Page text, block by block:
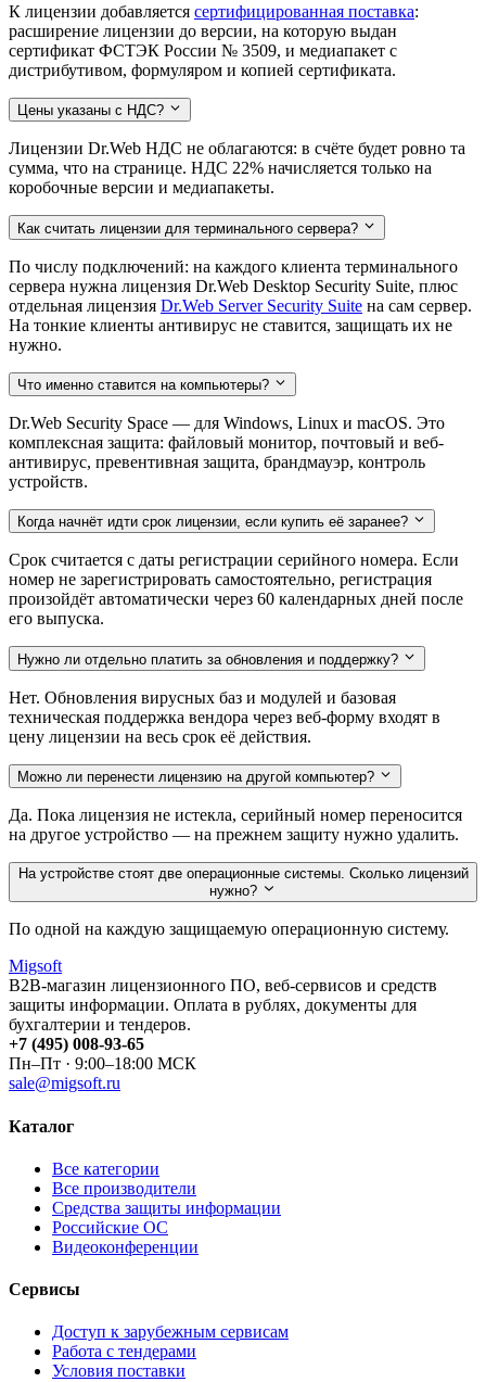
К лицензии добавляется сертифицированная поставка:
расширение лицензии до версии, на которую выдан
сертификат ФСТЭК России № 3509, и медиапакет с
дистрибутивом, формуляром и копией сертификата.
Цены указаны с НДС?
Лицензии Dr.Web НДС не облагаются: в счёте будет ровно та
сумма, что на странице. НДС 22% начисляется только на
коробочные версии и медиапакеты.
Как считать лицензии для терминального сервера?
По числу подключений: на каждого клиента терминального
сервера нужна лицензия Dr.Web Desktop Security Suite, плюс
отдельная лицензия Dr.Web Server Security Suite на сам сервер.
На тонкие клиенты антивирус не ставится, защищать их не
нужно.
Что именно ставится на компьютеры?
Dr.Web Security Space — для Windows, Linux и macOS. Это
комплексная защита: файловый монитор, почтовый и веб-
антивирус, превентивная защита, брандмауэр, контроль
устройств.
Когда начнёт идти срок лицензии, если купить её заранее?
Срок считается с даты регистрации серийного номера. Если
номер не зарегистрировать самостоятельно, регистрация
произойдёт автоматически через 60 календарных дней после
его выпуска.
Нужно ли отдельно платить за обновления и поддержку?
Нет. Обновления вирусных баз и модулей и базовая
техническая поддержка вендора через веб-форму входят в
цену лицензии на весь срок её действия.
Можно ли перенести лицензию на другой компьютер?
Да. Пока лицензия не истекла, серийный номер переносится
на другое устройство — на прежнем защиту нужно удалить.
На устройстве стоят две операционные системы. Сколько лицензий
нужно?
По одной на каждую защищаемую операционную систему.
Migsoft
B2B-магазин лицензионного ПО, веб-сервисов и средств
защиты информации. Оплата в рублях, документы для
бухгалтерии и тендеров.
+7 (495) 008-93-65
Пн–Пт · 9:00–18:00 МСК
sale@migsoft.ru
Каталог
Все категории
Все производители
Средства защиты информации
Российские ОС
Видеоконференции
Сервисы
Доступ к зарубежным сервисам
Работа с тендерами
Условия поставки